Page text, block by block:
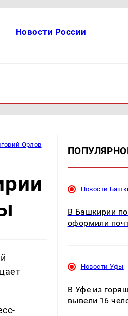
Новости России
Орлов
Новости
В Башкирии
оформили
Новости Уфы
В Уфе из
вывели 16